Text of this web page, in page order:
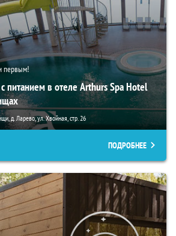
первым!
питанием в отеле Arthurs Spa Hotel
д. Ларево, ул. Хвойная, стр. 26
ПОДРОБНЕЕ